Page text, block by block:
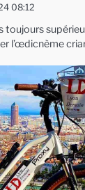
08:12
toujours
l’œdicnème